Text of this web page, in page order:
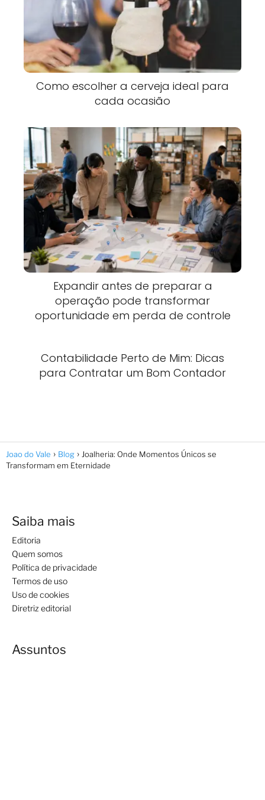
Como escolher a cerveja ideal para
cada ocasião
Expandir antes de preparar a
operação pode transformar
oportunidade em perda de controle
Contabilidade Perto de Mim: Dicas
para Contratar um Bom Contador
Joao do Vale Blog
Joalheria: Onde Momentos Únicos se
Transformam em Eternidade
Saiba mais
Editoria
Quem somos
Política de privacidade
Termos de uso
Uso de cookies
Diretriz editorial
Assuntos